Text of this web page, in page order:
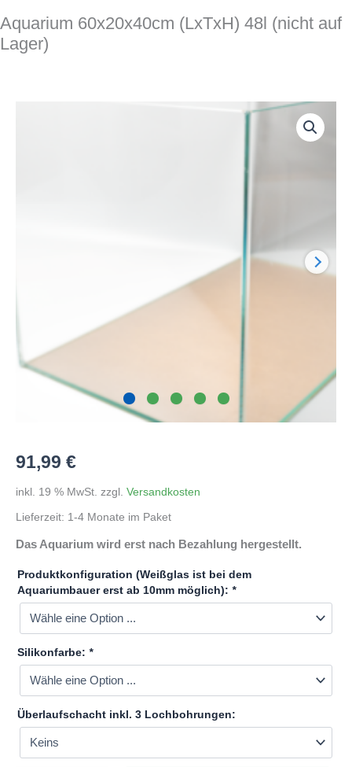
Aquarium 60x20x40cm (LxTxH) 48l (nicht auf
Lager)
91,99 €
inkl. 19 % MwSt. zzgl. Versandkosten
Lieferzeit: 1-4 Monate im Paket
Das Aquarium wird erst nach Bezahlung hergestellt.
Produktkonfiguration (Weißglas ist bei dem
Aquariumbauer erst ab 10mm möglich): *
Silikonfarbe: *
Überlaufschacht inkl. 3 Lochbohrungen: